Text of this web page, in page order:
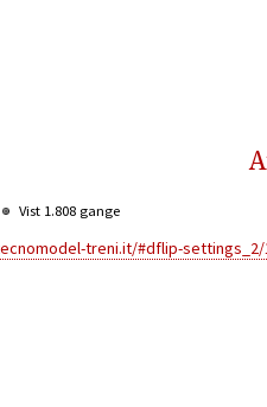
Vist 1.808 gange
treni.it/#dflip-